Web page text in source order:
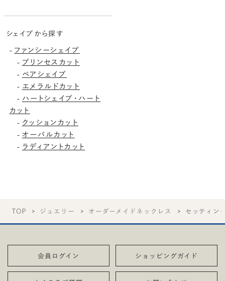
シェイプから探す
- ファンシーシェイプ
- プリンセスカット
- ペアシェイプ
- エメラルドカット
- ハートシェイプ・ハート
カット
- クッションカット
- オーバルカット
- ラディアントカット
TOP ジュエリー オーダーメイドネックレス セッティン
会員ログイン ショッピングガイド